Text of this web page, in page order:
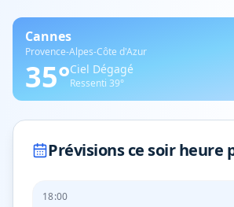
Cannes
Provence-Alpes-Côte d'Azur
35°Ciel Dégagé
Ressenti 39°
Prévisions ce soir heure
18:00